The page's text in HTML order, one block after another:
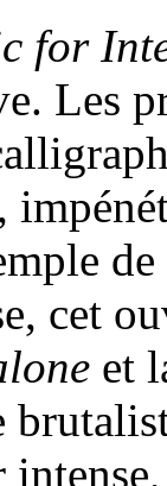
for
Les
cet
et